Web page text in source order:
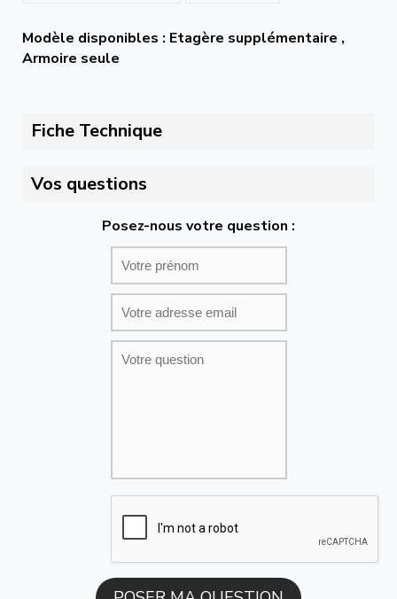
Modèle disponibles : Etagère supplémentaire ,
Armoire seule
Fiche Technique
Vos questions
Posez-nous votre question :